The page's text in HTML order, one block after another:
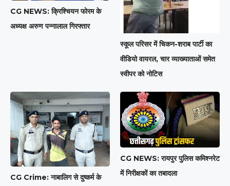
CG NEWS: क्रिश्चियन फोरम के
अध्यक्ष अरुण पन्नालाल गिरफ्तार
स्कूल परिसर में चिकन-शराब पार्टी का
वीडियो वायरल, चार व्याख्याताओं समेत
स्वीपर को नोटिस
CG Crime: नाबालिग से दुष्कर्म के
CG NEWS: रायपुर पुलिस कमिश्नरेट
में निरीक्षकों का तबादला